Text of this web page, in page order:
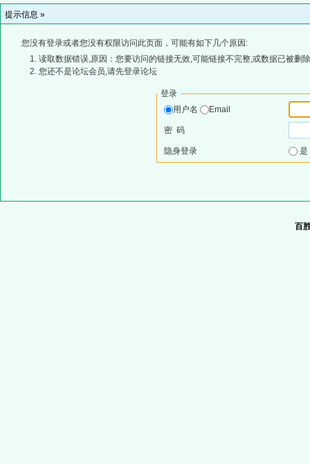
提示信息 »
您没有登录或者您没有权限访问此页面，可能有如下几个原因:
读取数据错误,原因：您要访问的链接无效,可能链接不完整,或数据已被删
您还不是论坛会员,请先登录论坛
登录
用户名
Email
密 码
隐身登录
百